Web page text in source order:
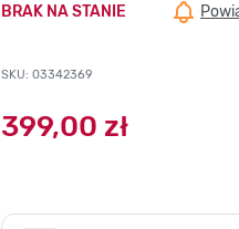
BRAK NA STANIE
SKU: 03342369
399,00 zł